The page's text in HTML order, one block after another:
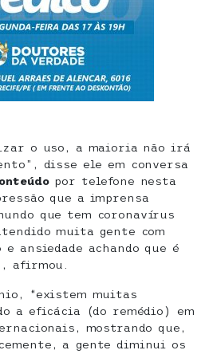
o uso, a maioria não irá
disse ele em conversa
por telefone nesta
que a imprensa
que tem coronavírus
muita gente com
ansiedade achando que é
afirmou.
“existem muitas
a eficácia (do remédio) em
mostrando que,
a gente diminui os